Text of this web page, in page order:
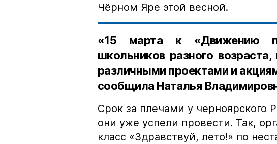
Чёрном Яре этой весной.
«15 марта к «Движению
школьников разного
различными проектами и
сообщила Наталья
Срок за плечами у
они уже успели провести. Так,
класс «Здравствуй, лето!» по